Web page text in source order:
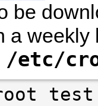
be
a
/etc/
root